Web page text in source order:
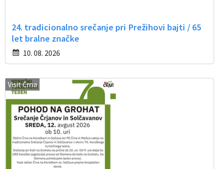
24. tradicionalno srečanje pri Prežihovi bajti / 65
let bralne značke
10. 08. 2026
Visit Črna